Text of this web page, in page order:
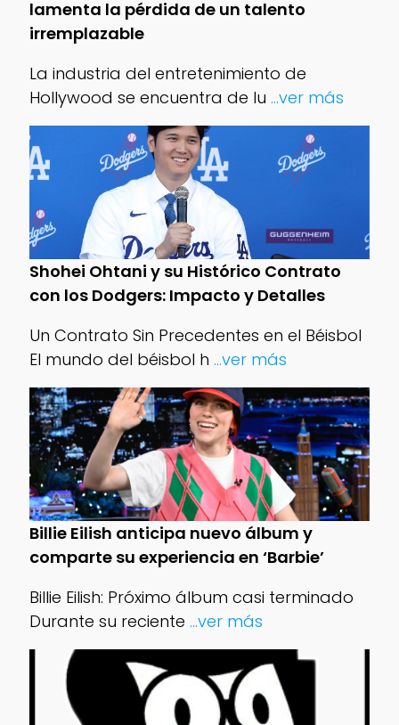
lamenta la pérdida de un talento
irremplazable
La industria del entretenimiento de
Hollywood se encuentra de lu ...ver más
Shohei Ohtani y su Histórico Contrato
con los Dodgers: Impacto y Detalles
Un Contrato Sin Precedentes en el Béisbol
El mundo del béisbol h ...ver más
Billie Eilish anticipa nuevo álbum y
comparte su experiencia en ‘Barbie’
Billie Eilish: Próximo álbum casi terminado
Durante su reciente ...ver más